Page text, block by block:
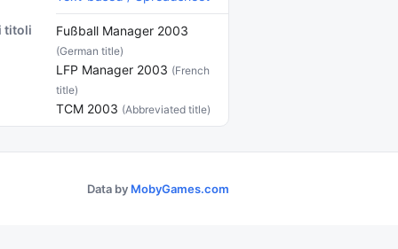
titoli Fußball Manager 2003
(German title)
LFP Manager 2003 (French
title)
TCM 2003 (Abbreviated title)
Data by MobyGames.com